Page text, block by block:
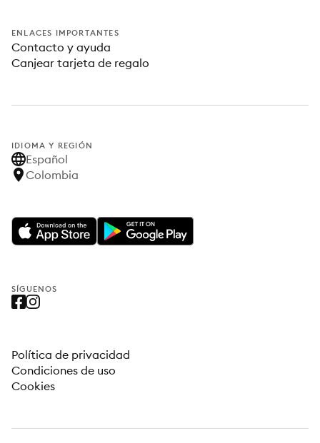
ENLACES IMPORTANTES
Contacto y ayuda
Canjear tarjeta de regalo
IDIOMA Y REGIÓN
Español
Colombia
SÍGUENOS
Política de privacidad
Condiciones de uso
Cookies